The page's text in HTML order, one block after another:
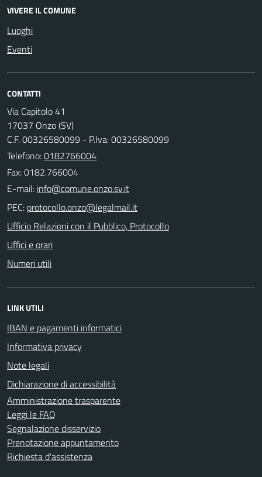
VIVERE IL COMUNE
Luoghi
Eventi
CONTATTI
Via Capitolo 41
17037 Onzo (SV)
C.F. 00326580099 - P.Iva: 00326580099
Telefono:0182766004
Fax: 0182.766004
E-mail:
PEC:
Ufficio Relazioni con il Pubblico, Protocollo
Uffici e orari
Numeri utili
LINK UTILI
IBAN e pagamenti informatici
Informativa privacy
Note legali
Dichiarazione di accessibilità
Amministrazione trasparente
Leggi le FAQ
Segnalazione disservizio
Prenotazione appuntamento
Richiesta d'assistenza